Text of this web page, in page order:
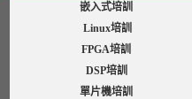
嵌入式培訓
Linux培訓
FPGA培訓
DSP培訓
單片機培訓